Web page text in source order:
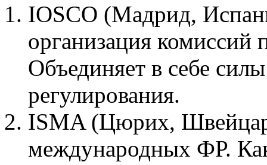
IOSCO (Мадрид,
организация
Объединяет в себе
регулирования.
ISMA (Цюрих,
международных ФР.